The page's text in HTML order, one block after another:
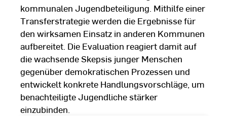
kommunalen Jugendbeteiligung. Mithilfe einer
Transferstrategie werden die Ergebnisse für
den wirksamen Einsatz in anderen Kommunen
aufbereitet. Die Evaluation reagiert damit auf
die wachsende Skepsis junger Menschen
gegenüber demokratischen Prozessen und
entwickelt konkrete Handlungsvorschläge, um
benachteiligte Jugendliche stärker
einzubinden.